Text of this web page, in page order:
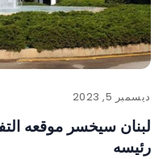
ديسمبر 5, 2023
لبنان سيخسر موقعه
رئيسه